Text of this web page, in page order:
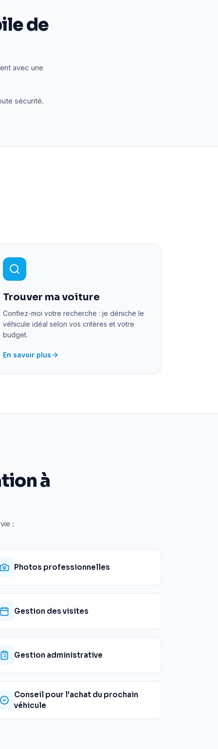
de
avec une
sécurité.
Trouver ma voiture
Confiez-moi votre recherche : je déniche le
véhicule idéal selon vos critères et votre
budget.
En savoir plus
à
:
Photos professionnelles
Gestion des visites
Gestion administrative
Conseil pour l'achat du prochain
véhicule